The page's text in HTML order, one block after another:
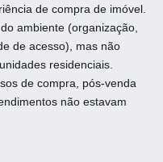
de compra de imóvel.
ambiente (organização,
de acesso), mas não
residenciais.
de compra, pós-venda
não estavam